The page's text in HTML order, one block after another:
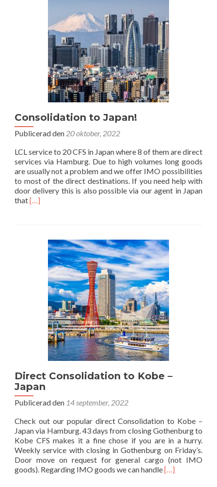
City,
USA!
Consolidation to Japan!
Publicerad den 20 oktober, 2022
LCL service to 20 CFS in Japan where 8 of them are direct
services via Hamburg. Due to high volumes long goods
are usually not a problem and we offer IMO possibilities
to most of the direct destinations. If you need help with
door delivery this is also possible via our agent in Japan
thatLäs
Japan!
[…]
Direct Consolidation to Kobe –
Japan
Publicerad den 14 september, 2022
Check out our popular direct Consolidation to Kobe –
Japan via Hamburg. 43 days from closing Gothenburg to
Kobe CFS makes it a fine chose if you are in a hurry.
Weekly service with closing in Gothenburg on Friday’s.
Door move on request for general cargo (not IMO
goods). Regarding IMO goods we can handleLäs
[…]